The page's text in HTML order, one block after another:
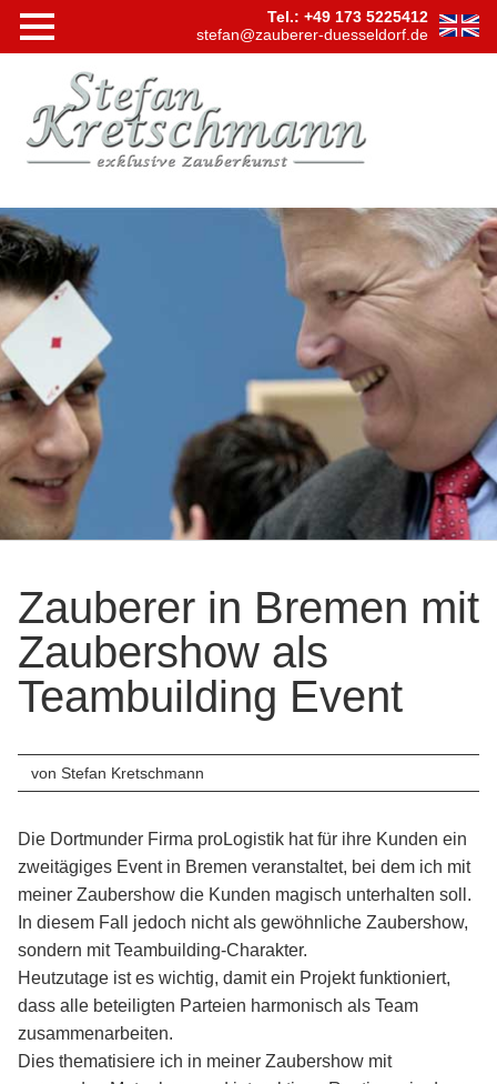
Tel.: +49 173 5225412
stefan@zauberer-duesseldorf.de
Hypnose
Virtuelle
Events
Anlässe
Referenzen
Vita
News
Zauberer in Bremen mit
Zaubershow als
Teambuilding Event
von Stefan Kretschmann
Die Dortmunder Firma proLogistik hat für ihre Kunden ein
zweitägiges Event in Bremen veranstaltet, bei dem ich mit
meiner Zaubershow die Kunden magisch unterhalten soll.
In diesem Fall jedoch nicht als gewöhnliche Zaubershow,
sondern mit Teambuilding-Charakter.
Heutzutage ist es wichtig, damit ein Projekt funktioniert,
dass alle beteiligten Parteien harmonisch als Team
zusammenarbeiten.
Dies thematisiere ich in meiner Zaubershow mit